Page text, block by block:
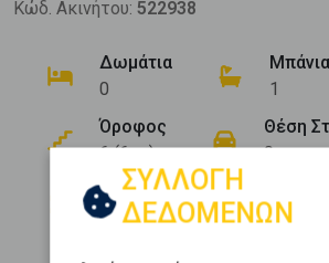
Κώδ. Ακινήτου: 522938
Δωμάτια
0
Μπάνια
1
Όροφος
6 (6ος)
Θέση
0
Εμβαδόν
35 m2
2010
ΣΥΛΛΟΓΗ
ΔΕΔΟΜΕΝΩΝ